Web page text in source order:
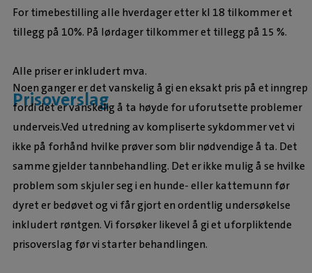
For timebestilling alle hverdager etter kl 18 tilkommer et
tillegg på 10%. På lørdager tilkommer et tillegg på 15 %.
Alle priser er inkludert mva.
Prisoverslag
Noen ganger er det vanskelig å gi en eksakt pris på et inngrep
fordi det er vanskelig å ta høyde for uforutsette problemer
underveis.Ved utredning av kompliserte sykdommer vet vi
ikke på forhånd hvilke prøver som blir nødvendige å ta. Det
samme gjelder tannbehandling. Det er ikke mulig å se hvilke
problem som skjuler seg i en hunde- eller kattemunn før
dyret er bedøvet og vi får gjort en ordentlig undersøkelse
inkludert røntgen. Vi forsøker likevel å gi et uforpliktende
prisoverslag før vi starter behandlingen.